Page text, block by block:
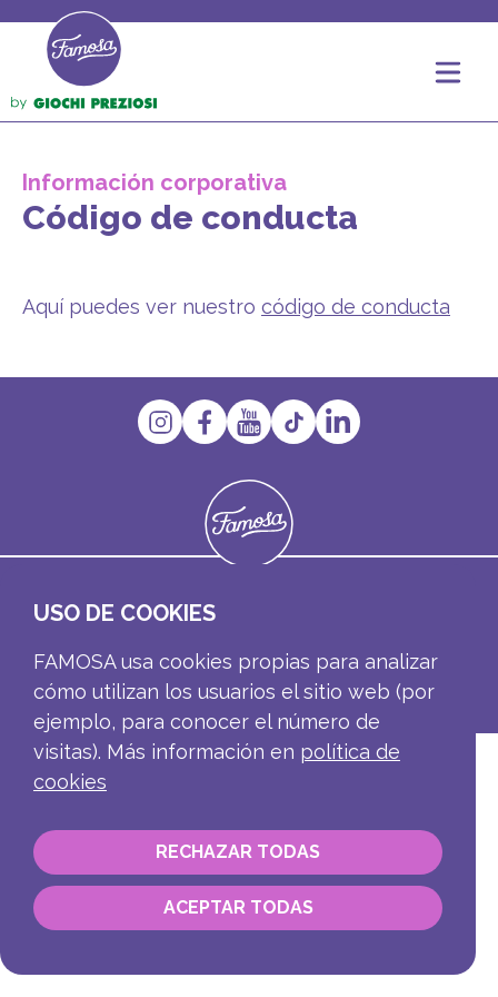
Información corporativa
Código de conducta
Aquí puedes ver nuestro código de conducta
Contacto
Canal de denuncias
Nota legal
Política de privacidad
USO DE COOKIES
FAMOSA usa cookies propias para analizar
cómo utilizan los usuarios el sitio web (por
ejemplo, para conocer el número de
visitas). Más información en política de
cookies
RECHAZAR TODAS
ACEPTAR TODAS